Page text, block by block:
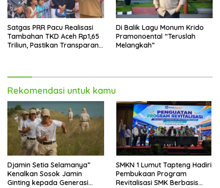
Satgas PRR Pacu Realisasi
Tambahan TKD Aceh Rp1,65
Triliun, Pastikan Transparan
Di Balik Lagu Monum Krido
Pramonoental “Teruslah
Melangkah”
Rekomendasi untuk kamu
Djamin Setia Selamanya”
Kenalkan Sosok Jamin
Ginting kepada Generasi
SMKN 1 Lumut Tapteng Hadiri
Pembukaan Program
Revitalisasi SMK Berbasis